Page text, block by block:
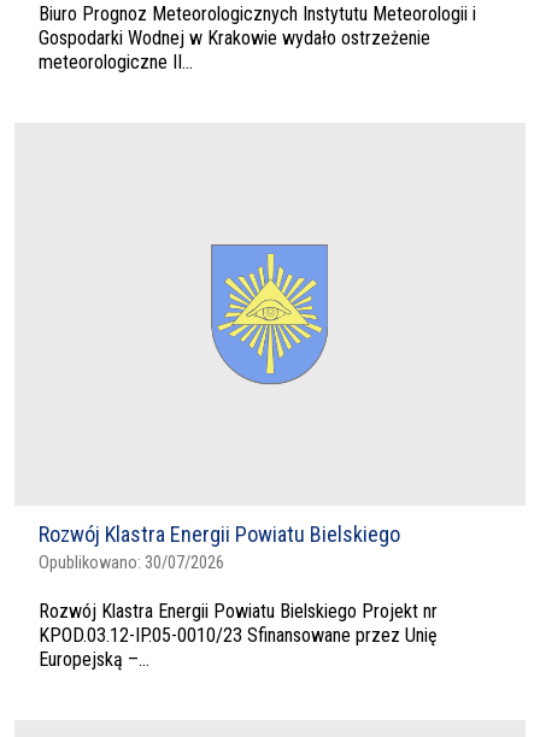
Biuro Prognoz Meteorologicznych Instytutu Meteorologii i
Gospodarki Wodnej w Krakowie wydało ostrzeżenie
meteorologiczne II...
Rozwój Klastra Energii Powiatu Bielskiego
Opublikowano: 30/07/2026
Rozwój Klastra Energii Powiatu Bielskiego Projekt nr
KPOD.03.12-IP.05-0010/23 Sfinansowane przez Unię
Europejską –...